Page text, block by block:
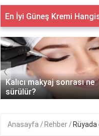
En İyi Güneş Kremi
Kalıcı makyaj sonrası ne
sürülür?
‹
Anasayfa Rehber